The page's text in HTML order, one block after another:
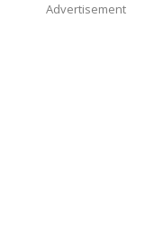
Advertisement